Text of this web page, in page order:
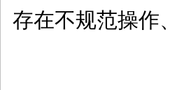
存在不规范操作